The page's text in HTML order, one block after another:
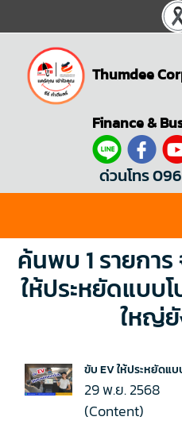
Thumdee
Finance &
ด่วนโทร
ค้นพบ 1 รายกา
ให้ประหยัดแบบ
ใหญ่ยั
ขับ EV ให้ประหยัดแ
29 พ.ย. 2568
(Content)